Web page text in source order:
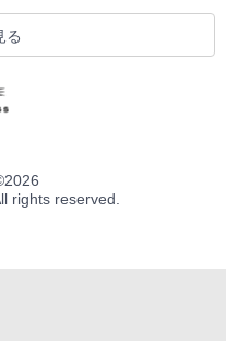
る
2026
rights reserved.